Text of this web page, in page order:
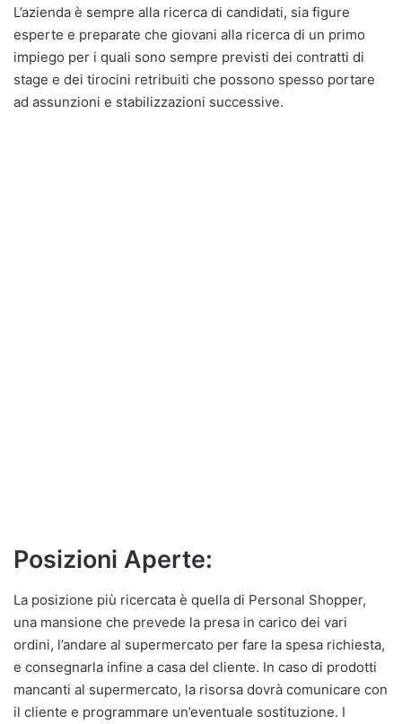
L’azienda è sempre alla ricerca di candidati, sia figure
esperte e preparate che giovani alla ricerca di un primo
impiego per i quali sono sempre previsti dei contratti di
stage e dei tirocini retribuiti che possono spesso portare
ad assunzioni e stabilizzazioni successive.
Posizioni Aperte:
La posizione più ricercata è quella di Personal Shopper,
una mansione che prevede la presa in carico dei vari
ordini, l’andare al supermercato per fare la spesa richiesta,
e consegnarla infine a casa del cliente. In caso di prodotti
mancanti al supermercato, la risorsa dovrà comunicare con
il cliente e programmare un’eventuale sostituzione. I